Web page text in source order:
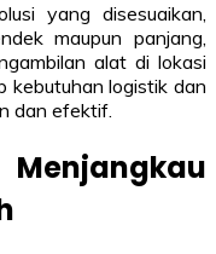
yang disesuaikan,
maupun panjang,
alat di lokasi
kebutuhan logistik dan
dan efektif.